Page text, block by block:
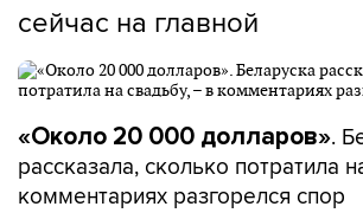
сейчас на главной
«Около 20 000 долларов».
рассказала, сколько потратила
комментариях разгорелся спор